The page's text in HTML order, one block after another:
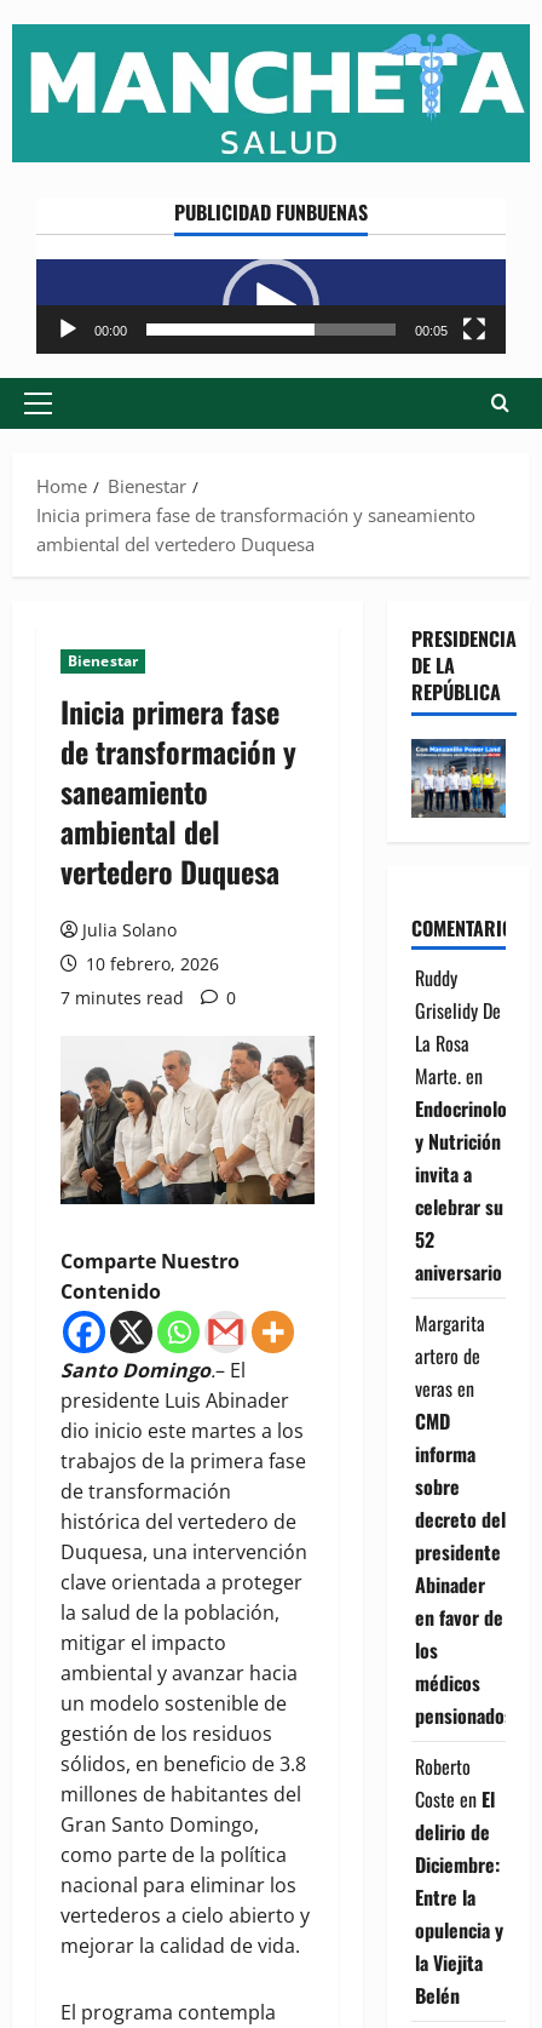
content
PUBLICIDAD FUNBUENAS
Reproductor
de
vídeo
00:00 00:05
Primary
Home
Bienestar
Inicia primera fase de transformación y saneamiento
ambiental del vertedero Duquesa
Bienestar
Inicia primera fase
de transformación y
saneamiento
ambiental del
vertedero Duquesa
Julia Solano
10 febrero, 2026
7 minutes read
0
Comparte Nuestro
Contenido
Santo Domingo.– El
presidente Luis Abinader
dio inicio este martes a los
trabajos de la primera fase
de transformación
histórica del vertedero de
Duquesa, una intervención
clave orientada a proteger
la salud de la población,
mitigar el impacto
ambiental y avanzar hacia
un modelo sostenible de
gestión de los residuos
sólidos, en beneficio de 3.8
millones de habitantes del
Gran Santo Domingo,
como parte de la política
nacional para eliminar los
vertederos a cielo abierto y
mejorar la calidad de vida.
El programa contempla
PRESIDENCIA
DE LA
REPÚBLICA
COMENTARIOS
Ruddy
Griselidy De
La Rosa
Marte.en
Endocrinología
y Nutrición
invita a
celebrar su
52
aniversario
Margarita
artero de
verasen
CMD
informa
sobre
decreto del
presidente
Abinader
en favor de
los
médicos
pensionados
Roberto
Coste en El
delirio de
Diciembre:
Entre la
opulencia y
la Viejita
Belén